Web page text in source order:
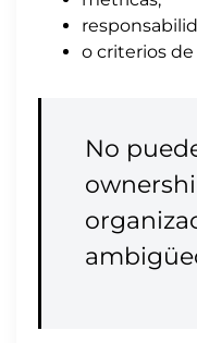
o criterios
No